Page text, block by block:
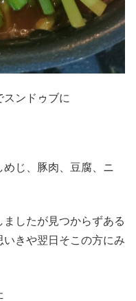
スンドゥブに
じ、豚肉、豆腐、ニ
したが見つからずある
きや翌日そこの方にみ